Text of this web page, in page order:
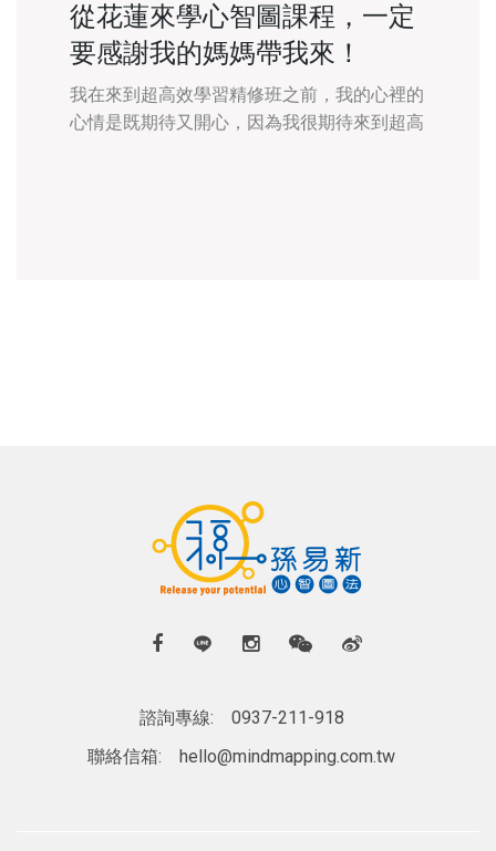
從花蓮來學心智圖課程，一定
要感謝我的媽媽帶我來！
我在來到超高效學習精修班之前，我的心裡的
心情是既期待又開心，因為我很期待來到超高
諮詢專線:
0937-211-918
聯絡信箱:
hello@mindmapping.com.tw